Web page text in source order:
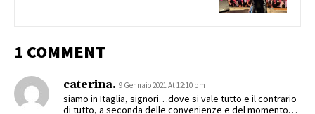
1 COMMENT
caterina. 9 Gennaio 2021 At 12:10 pm
siamo in Itaglia, signori…dove si vale tutto e il contrario
di tutto, a seconda delle convenienze e del momento…